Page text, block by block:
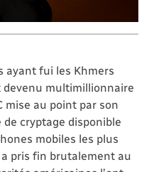
ayant fui les Khmers
devenu multimillionnaire
mise au point par son
cryptage disponible
mobiles les plus
pris fin brutalement au